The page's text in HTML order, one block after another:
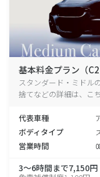
基本料金プラン（C2
スタンダード・ミドル
捨てなどの詳細は、こ
代表車種
ボディタイプ
営業時間
3～6時間まで7,150円